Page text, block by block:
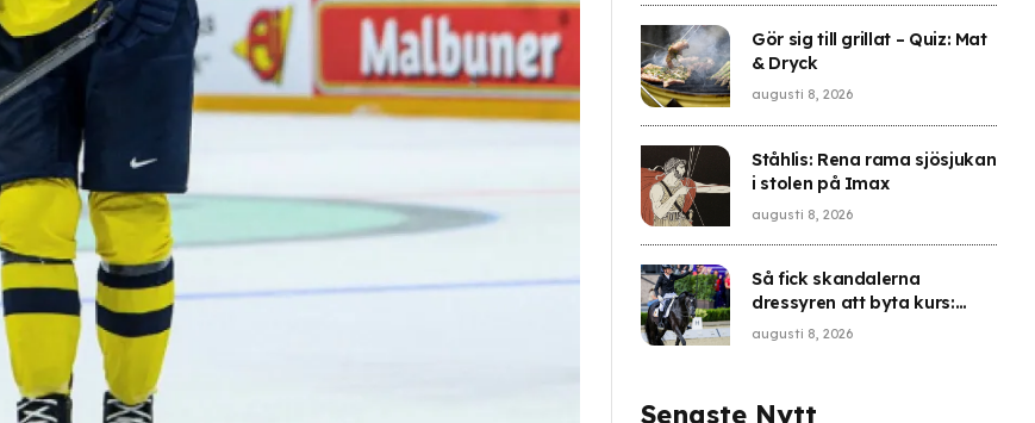
Gör sig till grillat – Quiz: Mat
& Dryck
augusti 8, 2026
Ståhlis: Rena rama sjösjukan
i stolen på Imax
augusti 8, 2026
Så fick skandalerna
dressyren att byta kurs:
”Förändring var nödvändig”
augusti 8, 2026
Senaste Nytt